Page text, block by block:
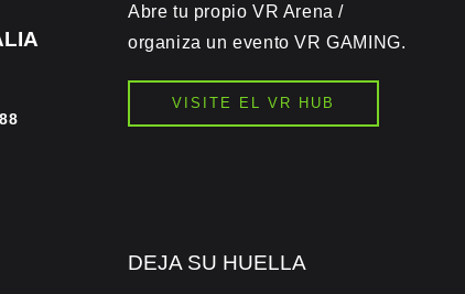
Abre tu propio VR Arena /
organiza un evento VR GAMING.
VISITE EL VR HUB
DEJA SU HUELLA